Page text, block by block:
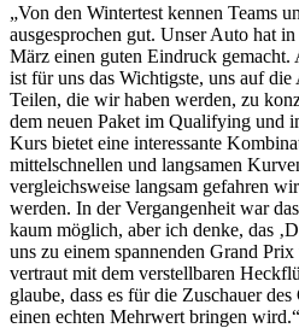
„Von den Wintertest kennen Teams
ausgesprochen gut. Unser Auto hat
März einen guten Eindruck
ist für uns das Wichtigste, uns auf
Teilen, die wir haben werden, zu
dem neuen Paket im Qualifying und
Kurs bietet eine interessante
mittelschnellen und langsamen
vergleichsweise langsam gefahren
werden. In der Vergangenheit war
kaum möglich, aber ich denke, das
uns zu einem spannenden Grand
vertraut mit dem verstellbaren
glaube, dass es für die Zuschauer
einen echten Mehrwert bringen wird.“